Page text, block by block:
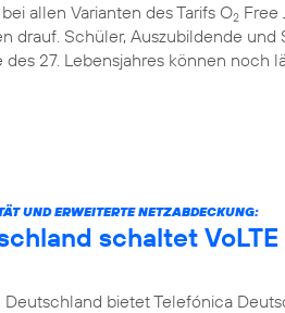
bei allen Varianten des Tarifs O2 Free
drauf. Schüler, Auszubildende
des 27. Lebensjahres können noch
UND ERWEITERTE NETZABDECKUNG:
schaltet
bietet Telefónica